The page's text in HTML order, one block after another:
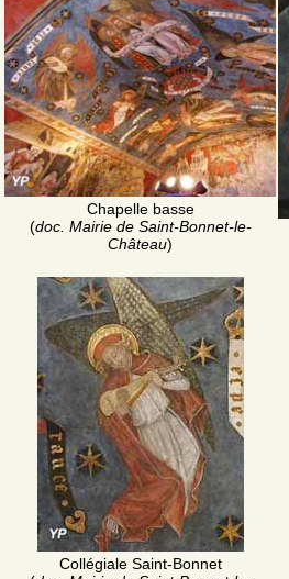
Chapelle basse
(doc. Mairie de Saint-Bonnet-le-
Château)
Collégiale Saint-Bonnet